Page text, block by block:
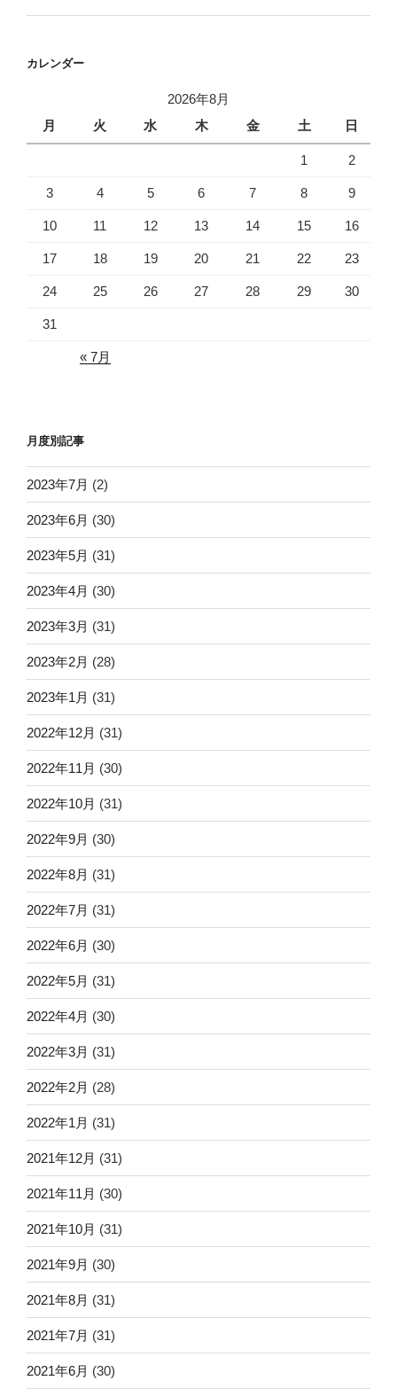
カレンダー
2026年8月
月
火 水 木 金 土 日
1 2
3 4 5 6 7 8 9
10 11 12 13 14 15 16
17 18 19 20 21 22 23
24 25 26 27 28 29 30
31
« 7月
月度別記事
2023年7月 (2)
2023年6月 (30)
2023年5月 (31)
2023年4月 (30)
2023年3月 (31)
2023年2月 (28)
2023年1月 (31)
2022年12月 (31)
2022年11月 (30)
2022年10月 (31)
2022年9月 (30)
2022年8月 (31)
2022年7月 (31)
2022年6月 (30)
2022年5月 (31)
2022年4月 (30)
2022年3月 (31)
2022年2月 (28)
2022年1月 (31)
2021年12月 (31)
2021年11月 (30)
2021年10月 (31)
2021年9月 (30)
2021年8月 (31)
2021年7月 (31)
2021年6月 (30)